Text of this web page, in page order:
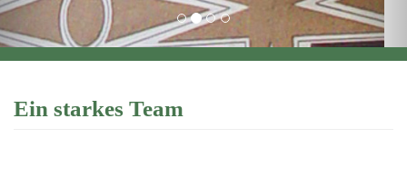
Ein starkes Team